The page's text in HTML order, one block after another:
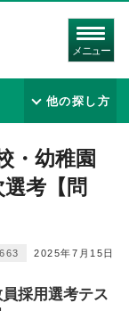
メニュー
他の探し方
・幼稚園
考【問
2025年7月15日
採用選考テス